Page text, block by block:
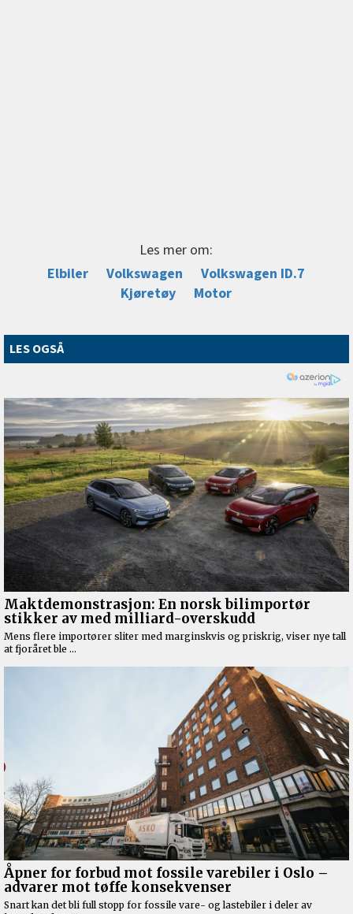
Les mer om:
Elbiler
Volkswagen
Volkswagen ID.7
Kjøretøy
Motor
LES OGSÅ